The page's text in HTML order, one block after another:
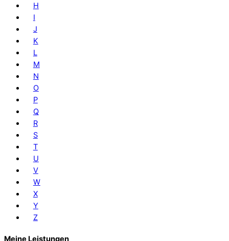
H
I
J
K
L
M
N
O
P
Q
R
S
T
U
V
W
X
Y
Z
Meine Leistungen